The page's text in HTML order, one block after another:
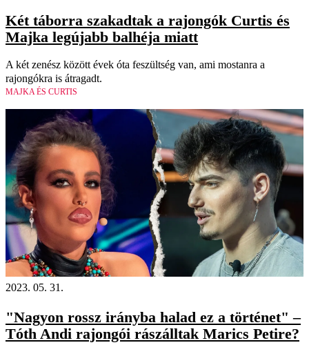
Két táborra szakadtak a rajongók Curtis és
Majka legújabb balhéja miatt
A két zenész között évek óta feszültség van, ami mostanra a
rajongókra is átragadt.
MAJKA ÉS CURTIS
2023. 05. 31.
"Nagyon rossz irányba halad ez a történet" –
Tóth Andi rajongói rászálltak Marics Petire?